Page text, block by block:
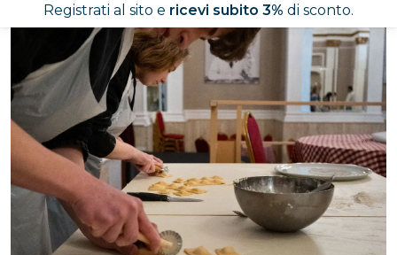
Registrati al sito e ricevi subito 3% di sconto.